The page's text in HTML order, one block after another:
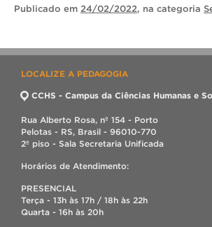
Publicado em 24/02/2022, na categoria
LOCALIZE A PEDAGOGIA
CCHS - Campus da Ciências Humanas e
Rua Alberto Rosa, nº 154 - Porto
Pelotas - RS, Brasil - 96010-770
2º piso - Sala Secretaria Unificada
Horários de Atendimento:
PRESENCIAL
Terça - 13h às 17h / 18h às 22h
Quarta - 16h às 20h